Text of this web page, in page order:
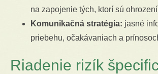
na zapojenie tých, ktorí sú
Komunikačná stratégia: jasné
priebehu, očakávaniach a
Riadenie rizík